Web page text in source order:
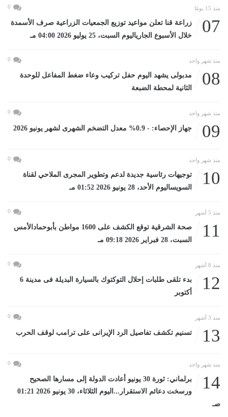
منذ 15 يومًا 0
07
زراعة قنا تعلن مواعيد توزيع الجمعيات الزراعية صرف الأسمدة
خلال الأسبوع الجارياليوم السبت، 25 يوليو 2026 04:00 مـ
منذ شهر واحد 0
08
مدبولى يشهد اليوم حفل تركيب وعاء ضغط المفاعل للوحدة
الثانية لمحطة الضبعة
منذ شهر واحد 0
09 جهاز الإحصاء: - 0.9% معدل التضخم الشهرى لشهر يونيو 2026
منذ شهر واحد 0
10
توجيهات رئاسية جديدة لدعم وتطوير المجرى الملاحي لقناة
السويساليوم الأحد، 28 يونيو 2026 01:52 مـ
منذ 5 أشهر 0
11
صحة الشرقية توقع الكشف على 1600 مواطن بأبوحمادالأمس
السبت، 28 فبراير 2026 09:18 مـ
منذ 8 أشهر 0
12
بدء تلقى طلبات إحلال التوكتوك بالسيارة البديلة فى مدينة 6
أكتوبر
منذ 3 أشهر 0
13 تسنيم تكشف تفاصيل الرد الإيرانى على ترامب لوقف الحرب
منذ شهر واحد 0
14
برلماني: ثورة 30 يونيو أعادت الدولة إلى مسارها الصحيح
ورسخت دعائم الاستقرار...اليوم الثلاثاء، 30 يونيو 2026 01:21
صـ